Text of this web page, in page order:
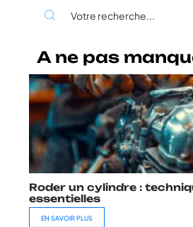
A ne pas
Roder un cylindre :
essentielles
EN SAVOIR PLUS